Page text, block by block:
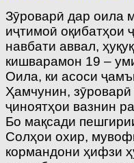
Зӯроварӣ дар оила
иҷтимоӣ оқибатҳои
навбати аввал,
кишварамон 19 –
Оила, ки асоси
Ҳамчунин,
ҷиноятҳои вазнин
Бо мақсади
Солҳои охир,
кормандони ҳифзи